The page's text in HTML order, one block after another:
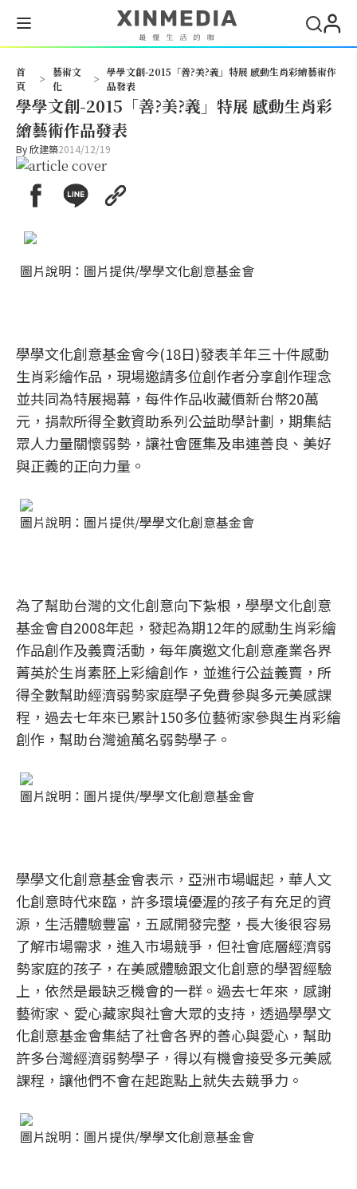
首
頁
>
藝術文
化
>
學學文創-2015「善?美?義」特展 感動生肖彩繪藝術作
品發表
學學文創-2015「善?美?義」特展 感動生肖彩
繪藝術作品發表
By欣建築2014/12/19
圖片說明：圖片提供/學學文化創意基金會
學學文化創意基金會今(18日)發表羊年三十件感動
生肖彩繪作品，現場邀請多位創作者分享創作理念
並共同為特展揭幕，每件作品收藏價新台幣20萬
元，捐款所得全數資助系列公益助學計劃，期集結
眾人力量關懷弱勢，讓社會匯集及串連善良、美好
與正義的正向力量。
圖片說明：圖片提供/學學文化創意基金會
為了幫助台灣的文化創意向下紮根，學學文化創意
基金會自2008年起，發起為期12年的感動生肖彩繪
作品創作及義賣活動，每年廣邀文化創意產業各界
菁英於生肖素胚上彩繪創作，並進行公益義賣，所
得全數幫助經濟弱勢家庭學子免費參與多元美感課
程，過去七年來已累計150多位藝術家參與生肖彩繪
創作，幫助台灣逾萬名弱勢學子。
圖片說明：圖片提供/學學文化創意基金會
學學文化創意基金會表示，亞洲市場崛起，華人文
化創意時代來臨，許多環境優渥的孩子有充足的資
源，生活體驗豐富，五感開發完整，長大後很容易
了解市場需求，進入市場競爭，但社會底層經濟弱
勢家庭的孩子，在美感體驗跟文化創意的學習經驗
上，依然是最缺乏機會的一群。過去七年來，感謝
藝術家、愛心藏家與社會大眾的支持，透過學學文
化創意基金會集結了社會各界的善心與愛心，幫助
許多台灣經濟弱勢學子，得以有機會接受多元美感
課程，讓他們不會在起跑點上就失去競爭力。
圖片說明：圖片提供/學學文化創意基金會